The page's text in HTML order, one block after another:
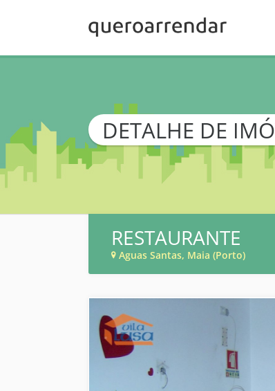
DETALHE DE
RESTAURANTE
Aguas Santas, Maia (Porto)